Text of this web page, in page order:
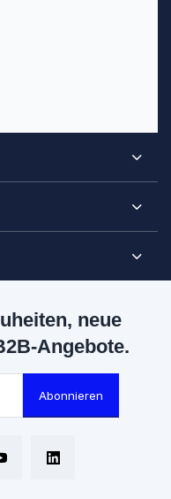
neue
Angebote.
Abonnieren